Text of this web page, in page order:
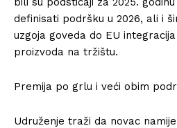
definisati podršku u 2026, ali i
uzgoja goveda do EU
proizvoda na tržištu.
Premija po grlu i veći obim
Udruženje traži da novac